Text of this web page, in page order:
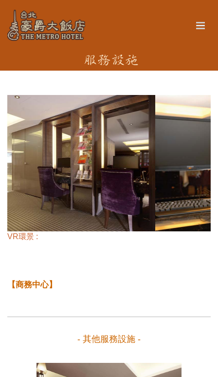
VR環景 :
【商務中心】
- 其他服務設施 -